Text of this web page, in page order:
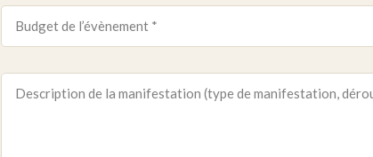
*
de
l’évènement